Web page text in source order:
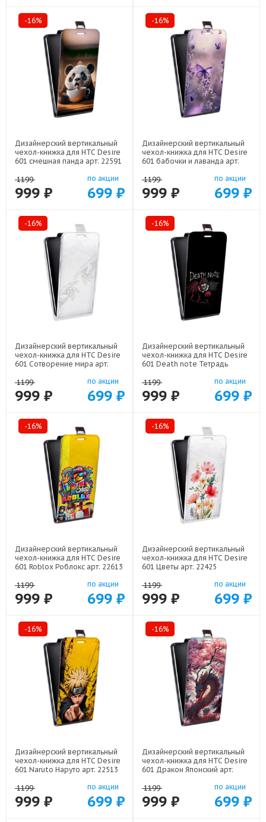
-16%
Дизайнерский вертикальный
чехол-книжка для HTC Desire
601 смешная панда арт: 22591
1199
999 ₽
по акции
699 ₽
-16%
Дизайнерский вертикальный
чехол-книжка для HTC Desire
601 бабочки и лаванда арт:
1199
999 ₽
по акции
699 ₽
-16%
Дизайнерский вертикальный
чехол-книжка для HTC Desire
601 Сотворение мира арт:
1199
999 ₽
по акции
699 ₽
-16%
Дизайнерский вертикальный
чехол-книжка для HTC Desire
601 Death note Тетрадь
1199
999 ₽
по акции
699 ₽
-16%
Дизайнерский вертикальный
чехол-книжка для HTC Desire
601 Roblox Роблокс арт: 22613
1199
999 ₽
по акции
699 ₽
-16%
Дизайнерский вертикальный
чехол-книжка для HTC Desire
601 Цветы арт: 22425
1199
999 ₽
по акции
699 ₽
-16%
Дизайнерский вертикальный
чехол-книжка для HTC Desire
601 Naruto Наруто арт: 22513
1199
999 ₽
по акции
699 ₽
-16%
Дизайнерский вертикальный
чехол-книжка для HTC Desire
601 Дракон Японский арт:
1199
999 ₽
по акции
699 ₽